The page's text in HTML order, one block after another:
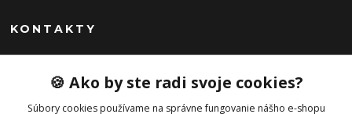
KONTAKTY
Peknekabelky.sk
+421 949747302
Po-Pia 10-16
🍪 Ako by ste radi svoje cookies?
Súbory cookies používame na správne fungovanie nášho e-shopu